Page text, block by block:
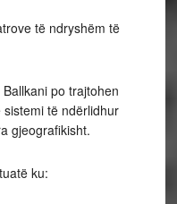
të ndryshëm të
po trajtohen
të ndërlidhur
gjeografikisht.
ku: